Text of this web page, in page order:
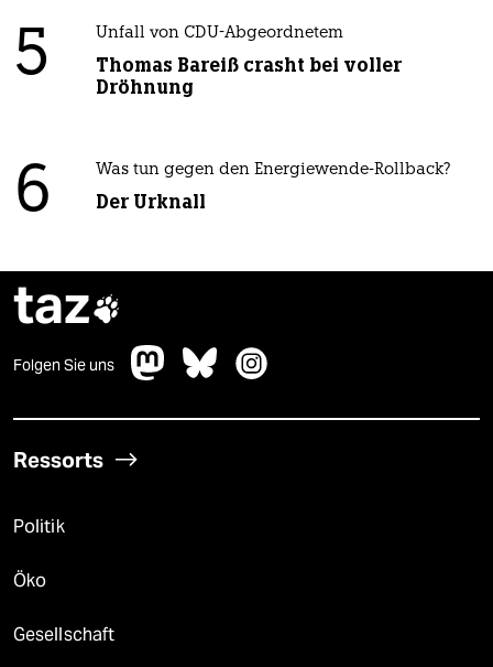
5 Unfall von CDU-Abgeordnetem
Thomas Bareiß crasht bei voller
Dröhnung
6 Was tun gegen den Energiewende-Rollback?
Der Urknall
taz
Folgen Sie uns
Ressorts
Politik
Öko
Gesellschaft